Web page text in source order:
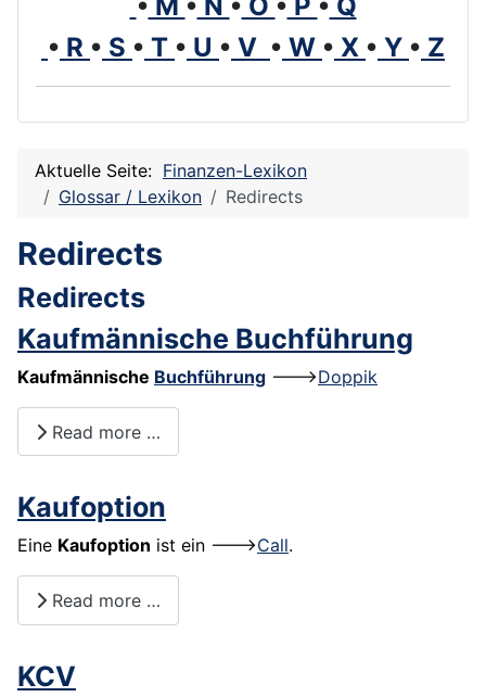
• R • S • T • U • V • W • X • Y • Z
Aktuelle Seite: Finanzen-Lexikon
Glossar / Lexikon
Redirects
Redirects
Redirects
Kaufmännische Buchführung
Kaufmännische Buchführung --->Doppik
Read more …
Kaufoption
Eine Kaufoption ist ein --->Call.
Read more …
KCV